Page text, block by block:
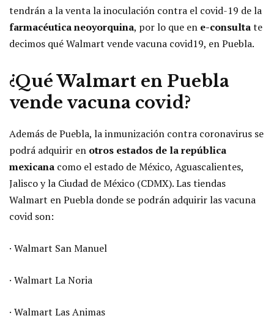
tendrán a la venta la inoculación contra el covid-19 de la
farmacéutica neoyorquina, por lo que en e-consultate
decimos qué Walmart vende vacuna covid19, en Puebla.
¿Qué Walmart en Puebla
vende vacuna covid?
Además de Puebla, la inmunización contra coronavirus se
podrá adquirir en otros estados de la república
mexicana como el estado de México, Aguascalientes,
Jalisco y la Ciudad de México (CDMX). Las tiendas
Walmart en Puebla donde se podrán adquirir las vacuna
covid son:
· Walmart San Manuel
· Walmart La Noria
· Walmart Las Animas